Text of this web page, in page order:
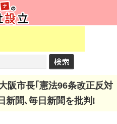
阪市長｢憲法96条改正反対
新聞､毎日新聞を批判!